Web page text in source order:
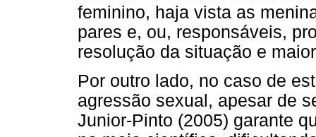
feminino, haja vista as
pares e, ou, responsáveis,
resolução da situação e
Por outro lado, no caso de
agressão sexual, apesar de
Junior-Pinto (2005) garante